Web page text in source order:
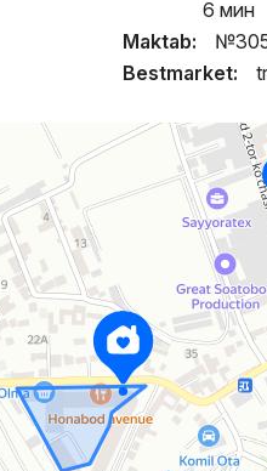
6 мин
Maktab:
№305
Bestmarket: